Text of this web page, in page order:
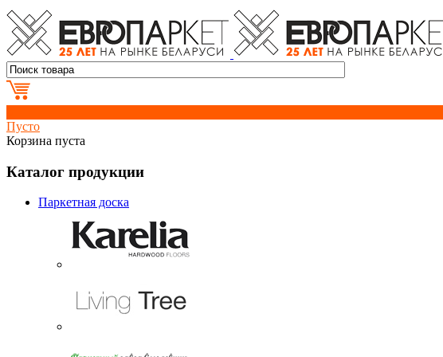
Пусто
Корзина пуста
Каталог продукции
Паркетная доска